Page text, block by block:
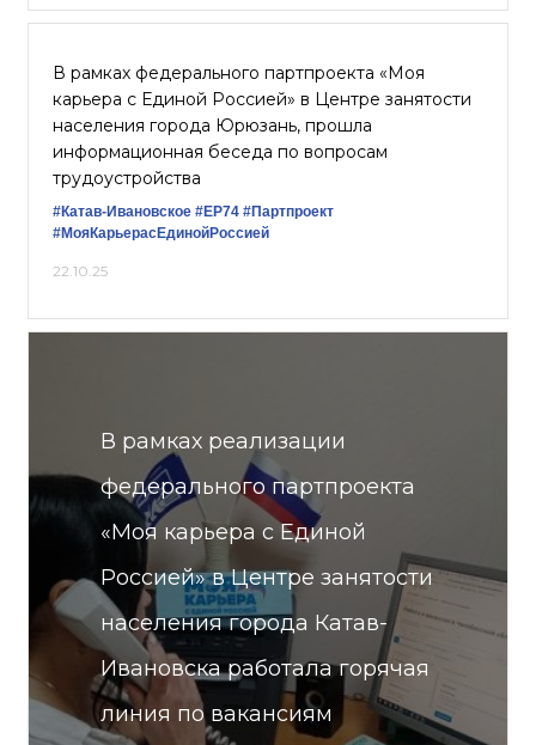
В рамках федерального партпроекта «Моя
карьера с Единой Россией» в Центре занятости
населения города Юрюзань, прошла
информационная беседа по вопросам
трудоустройства
#Катав-Ивановское #ЕР74 #Партпроект
#МояКарьерасЕдинойРоссией
22.10.25
В рамках реализации
федерального партпроекта
«Моя карьера с Единой
Россией» в Центре занятости
населения города Катав-
Ивановска работала горячая
линия по вакансиям